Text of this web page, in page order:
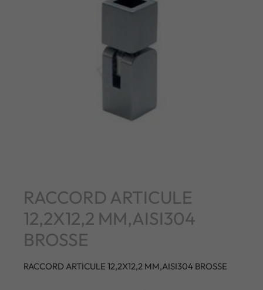
RACCORD ARTICULE
12,2X12,2 MM,AISI304
BROSSE
RACCORD ARTICULE 12,2X12,2 MM,AISI304 BROSSE